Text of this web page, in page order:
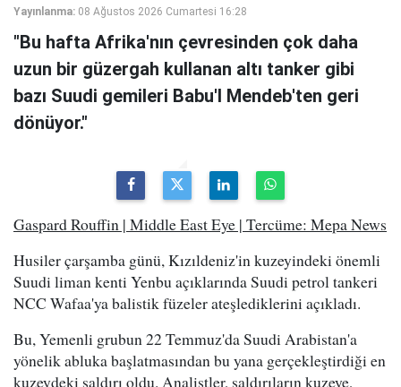
Yayınlanma: 08 Ağustos 2026 Cumartesi 16:28
"Bu hafta Afrika'nın çevresinden çok daha
uzun bir güzergah kullanan altı tanker gibi
bazı Suudi gemileri Babu'l Mendeb'ten geri
dönüyor."
Gaspard Rouffin | Middle East Eye | Tercüme: Mepa News
Husiler çarşamba günü, Kızıldeniz'in kuzeyindeki önemli
Suudi liman kenti Yenbu açıklarında Suudi petrol tankeri
NCC Wafaa'ya balistik füzeler ateşlediklerini açıkladı.
Bu, Yemenli grubun 22 Temmuz'da Suudi Arabistan'a
yönelik abluka başlatmasından bu yana gerçekleştirdiği en
kuzeydeki saldırı oldu. Analistler, saldırıların kuzeye,